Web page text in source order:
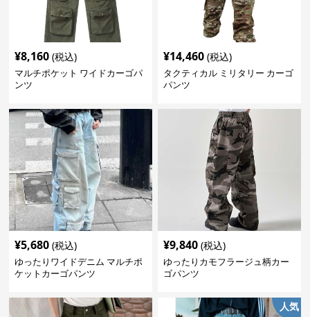
¥8,160 (税込)
マルチポケット ワイドカーゴパ
ンツ
¥14,460 (税込)
タクティカル ミリタリー カーゴ
パンツ
¥5,680 (税込)
ゆったりワイドデニム マルチポ
ケットカーゴパンツ
¥9,840 (税込)
ゆったりカモフラージュ柄カー
ゴパンツ
人気